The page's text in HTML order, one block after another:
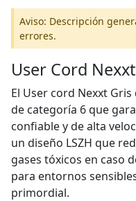
Aviso: Descripción
errores.
User Cord
El User cord Nexxt
de categoría 6 que
confiable y de alta
un diseño LSZH que
gases tóxicos en caso
para entornos
primordial.